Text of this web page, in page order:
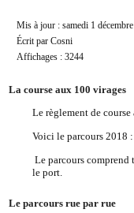
Mis à jour : samedi 1
Écrit par Cosni
Affichages : 3244
La course aux 100 virages
Le règlement de
Voici le parcours 2018
Le parcours comprend
le port.
Le parcours rue par rue